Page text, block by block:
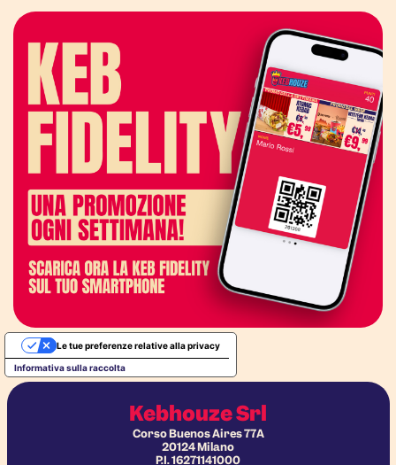
Kebhouze Srl
Corso Buenos Aires 77A
20124 Milano
P.I. 16271141000
Informativa sulla raccolta
Le tue preferenze relative alla privacy